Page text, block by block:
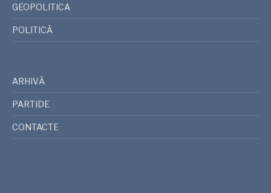
GEOPOLITICA
POLITICĂ
ARHIVĂ
PARTIDE
CONTACTE